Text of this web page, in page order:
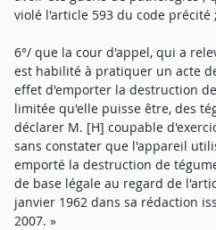
violé l'article 593 du code précité ;
6°/ que la cour d'appel, qui a
est habilité à pratiquer un acte
effet d'emporter la destruction
limitée qu'elle puisse être, des
déclarer M. [H] coupable
sans constater que l'appareil
emporté la destruction de
de base légale au regard de
janvier 1962 dans sa rédaction
2007. »